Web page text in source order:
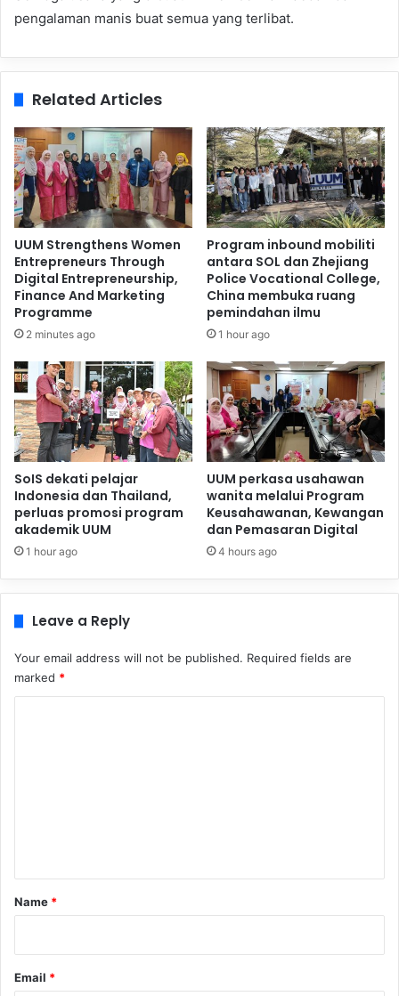
pengalaman manis buat semua yang terlibat.
Related Articles
UUM Strengthens Women
Entrepreneurs Through
Digital Entrepreneurship,
Finance And Marketing
Programme
2 minutes ago
Program inbound mobiliti
antara SOL dan Zhejiang
Police Vocational College,
China membuka ruang
pemindahan ilmu
1 hour ago
SoIS dekati pelajar
Indonesia dan Thailand,
perluas promosi program
akademik UUM
1 hour ago
UUM perkasa usahawan
wanita melalui Program
Keusahawanan, Kewangan
dan Pemasaran Digital
4 hours ago
Leave a Reply
Your email address will not be published. Required fields are
marked *
*
Name *
Email *